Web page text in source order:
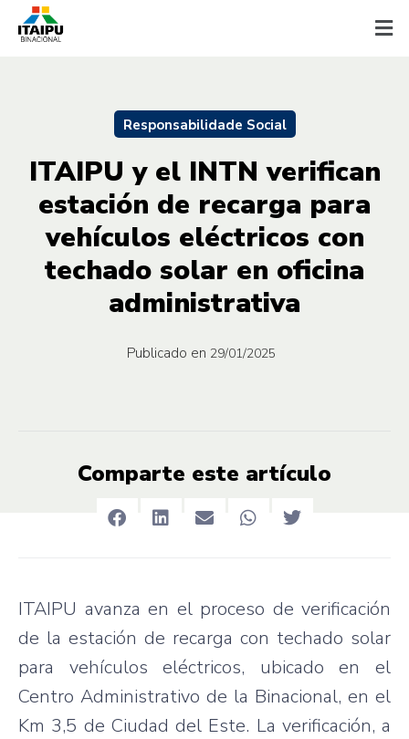
Responsabilidade Social
ITAIPU y el INTN verifican
estación de recarga para
vehículos eléctricos con
techado solar en oficina
administrativa
Publicado en 29/01/2025
Comparte este artículo
ITAIPU avanza en el proceso de verificación
de la estación de recarga con techado solar
para vehículos eléctricos, ubicado en el
Centro Administrativo de la Binacional, en el
Km 3,5 de Ciudad del Este. La verificación, a